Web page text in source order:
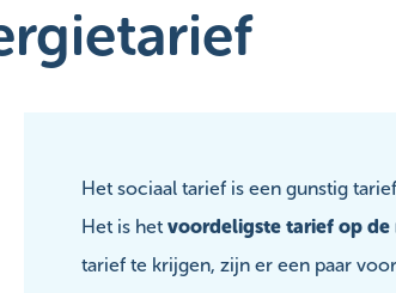
Het sociaal tarief is een gunstig
Het is het voordeligste tarief op de
tarief te krijgen, zijn er een paar